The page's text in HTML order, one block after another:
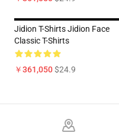
Jidion T-Shirts Jidion Face
Classic T-Shirts
￥361,050$24.9